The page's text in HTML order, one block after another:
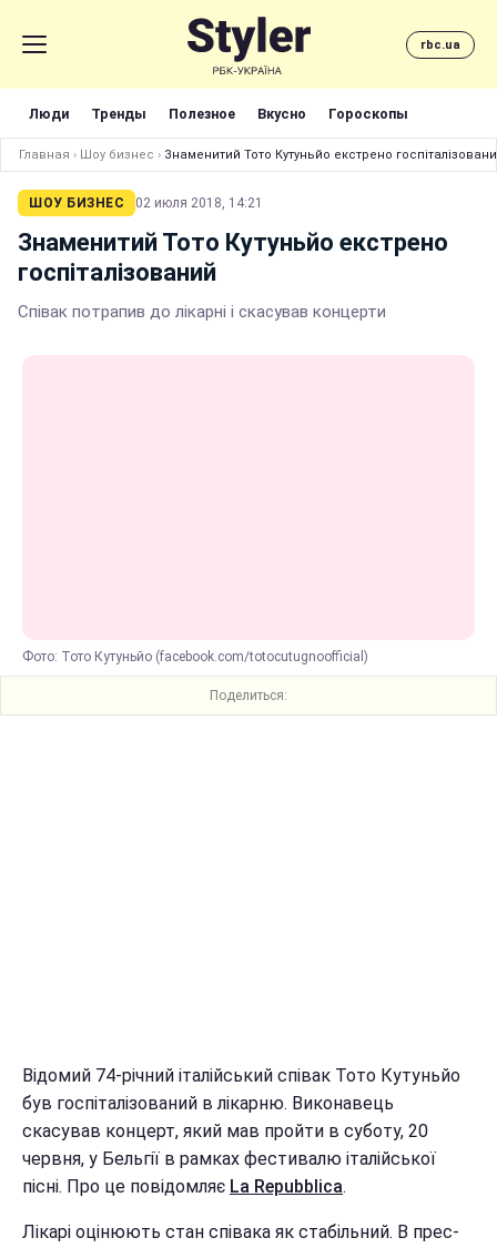
rbc.ua
Люди Тренды Полезное Вкусно Гороскопы
Главная › Шоу бизнес › Знаменитий Тото Кутуньйо екстрено
ШОУ БИЗНЕС 02 июля 2018, 14:21
Знаменитий Тото Кутуньйо екстрено
госпіталізований
Співак потрапив до лікарні і скасував концерти
Фото: Тото Кутуньйо (facebook.com/totocutugnoofficial)
Поделиться:
Відомий 74-річний італійський співак Тото Кутуньйо
був госпіталізований в лікарню. Виконавець
скасував концерт, який мав пройти в суботу, 20
червня, у Бельгії в рамках фестивалю італійської
пісні. Про це повідомляє La Repubblica.
Лікарі оцінюють стан співака як стабільний. В прес-